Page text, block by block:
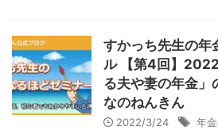
すかっち先生の年
ル 【第4回】
る夫や妻の年金
なのねんきん
2022/3/24 年